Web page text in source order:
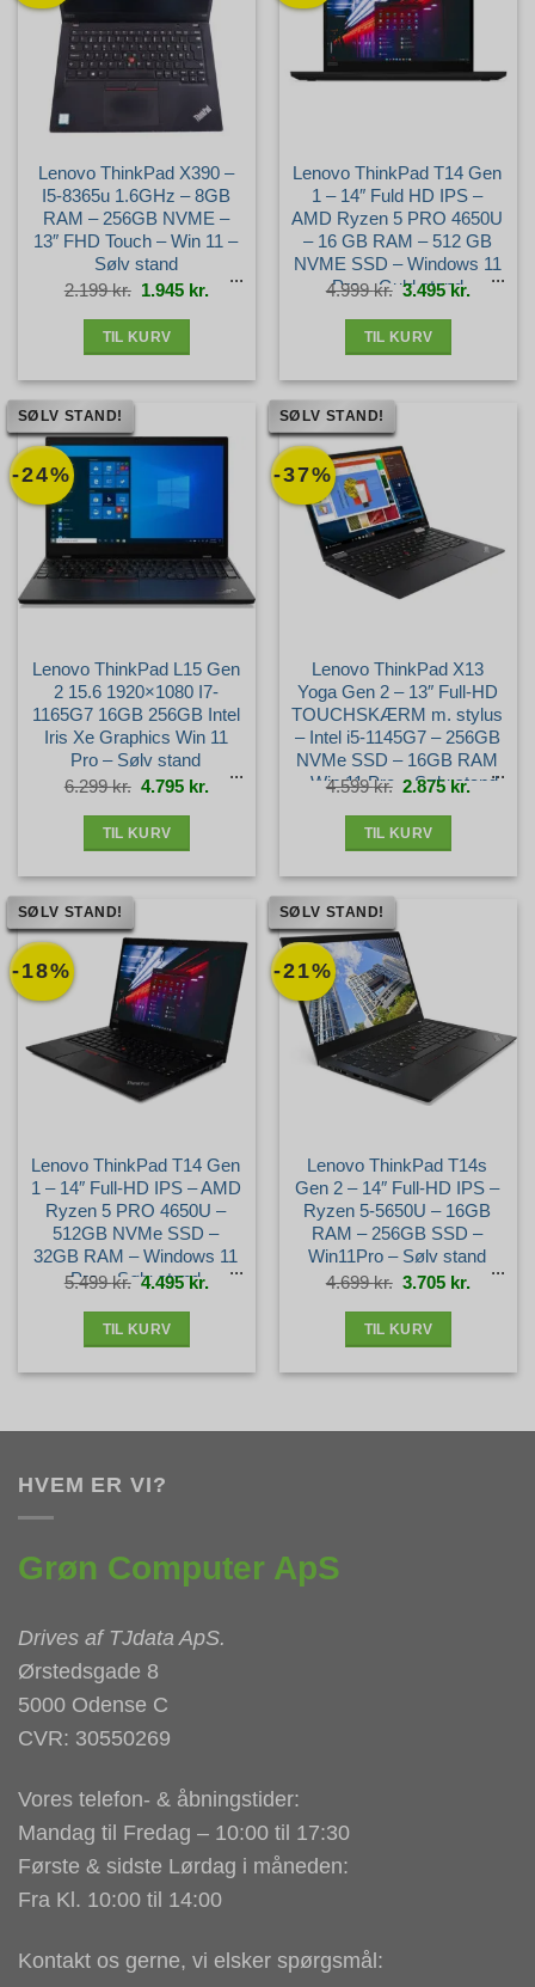
Lenovo ThinkPad X390 –
I5-8365u 1.6GHz – 8GB
RAM – 256GB NVME –
13″ FHD Touch – Win 11 –
Sølv stand
2.199kr. Den
oprindelige
pris
1.945 kr. Den
aktuelle
pris
TIL KURV
Lenovo ThinkPad T14 Gen
1 – 14″ Fuld HD IPS –
AMD Ryzen 5 PRO 4650U
– 16 GB RAM – 512 GB
NVME SSD – Windows 11
Pro – Guld stand
4.999kr. Den
oprindelige
pris
3.495kr. Den
aktuelle
pris
TIL KURV
-24%
SØLV STAND!
Lenovo ThinkPad L15 Gen
2 15.6 1920×1080 I7-
1165G7 16GB 256GB Intel
Iris Xe Graphics Win 11
Pro – Sølv stand
6.299kr. Den
oprindelige
pris
4.795 kr. Den
aktuelle
pris
TIL KURV
-37%
SØLV STAND!
Lenovo ThinkPad X13
Yoga Gen 2 – 13″ Full-HD
TOUCHSKÆRM m. stylus
– Intel i5-1145G7 – 256GB
NVMe SSD – 16GB RAM
– Win 11 Pro – Sølv stand
4.599kr. Den
oprindelige
pris
2.875kr.Den
aktuelle
pris
TIL KURV
-18%
SØLV STAND!
Lenovo ThinkPad T14 Gen
1 – 14″ Full-HD IPS – AMD
Ryzen 5 PRO 4650U –
512GB NVMe SSD –
32GB RAM – Windows 11
Pro – Sølv stand
5.499kr. Den
oprindelige
pris
4.495kr. Den
aktuelle
pris
TIL KURV
-21%
SØLV STAND!
Lenovo ThinkPad T14s
Gen 2 – 14″ Full-HD IPS –
Ryzen 5-5650U – 16GB
RAM – 256GB SSD –
Win11Pro – Sølv stand
4.699kr. Den
oprindelige
pris
3.705 kr. Den
aktuelle
pris
TIL KURV
HVEM ER VI?
Grøn Computer ApS
Drives af TJdata ApS.
Ørstedsgade 8
5000 Odense C
CVR: 30550269
Vores telefon- & åbningstider:
Mandag til Fredag – 10:00 til 17:30
Første & sidste Lørdag i måneden:
Fra Kl. 10:00 til 14:00
Kontakt os gerne, vi elsker spørgsmål: